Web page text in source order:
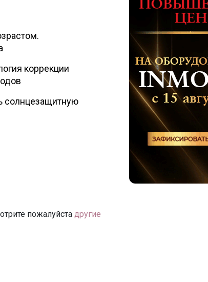
коррекции
солнцезащитную
пожалуйста другие